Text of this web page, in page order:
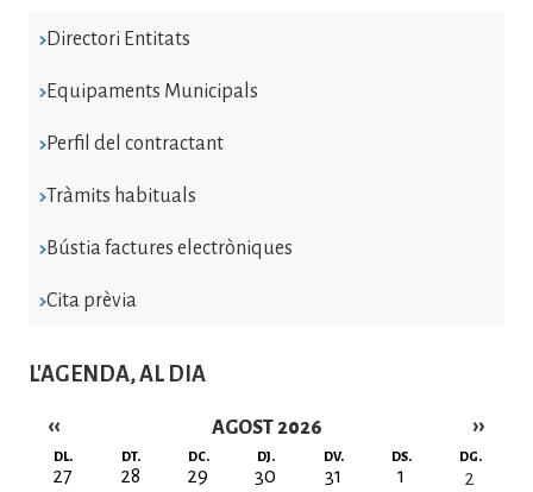
Directori Entitats
Equipaments Municipals
Perfil del contractant
Tràmits habituals
Bústia factures electròniques
Cita prèvia
L'AGENDA, AL DIA
AGOST 2026
Paginació
‹‹ ››
DL. DT. DC. DJ. DV. DS. DG.
27 28 29 30 31 1
2